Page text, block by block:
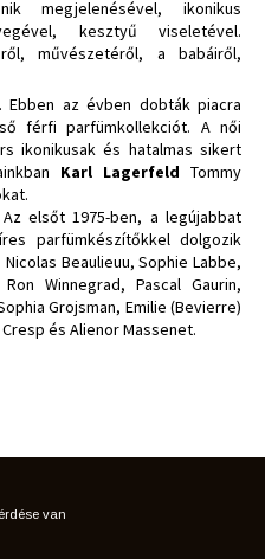
megjelenésével, ikonikus
kesztyű viseletével.
művészetéről, a babáiről,
Ebben az évben dobták piacra
férfi parfümkollekciót. A női
ikonikusak és hatalmas sikert
Karl Lagerfeld Tommy
elsőt 1975-ben, a legújabbat
parfümkészítőkkel dolgozik
Beaulieuu, Sophie Labbe,
Winnegrad, Pascal Gaurin,
Grojsman, Emilie (Bevierre)
és Alienor Massenet.
van